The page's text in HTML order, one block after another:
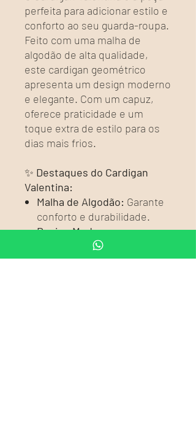
perfeita para adicionar estilo e
conforto ao seu guarda-roupa.
Feito com uma malha de
algodão de alta qualidade,
este cardigan geométrico
apresenta um design moderno
e elegante. Com um capuz,
oferece praticidade e um
toque extra de estilo para os
dias mais frios.
✨ Destaques do Cardigan
Valentina:
Malha de Algodão: Garante
conforto e durabilidade.
Design Moderno:
Geométrico e elegante,
adiciona um toque